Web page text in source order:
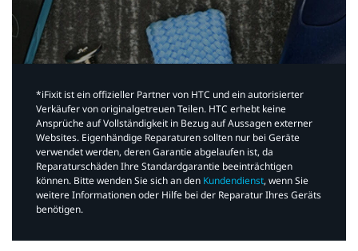
*iFixit ist ein offizieller Partner von HTC und ein autorisierter
Verkäufer von originalgetreuen Teilen. HTC erhebt keine
Ansprüche auf Vollständigkeit in Bezug auf Aussagen externer
Websites. Eigenhändige Reparaturen sollten nur bei Geräte
verwendet werden, deren Garantie abgelaufen ist, da
Reparaturschäden Ihre Standardgarantie beeinträchtigen
können. Bitte wenden Sie sich an den Kundendienst, wenn Sie
weitere Informationen oder Hilfe bei der Reparatur Ihres Geräts
benötigen.​